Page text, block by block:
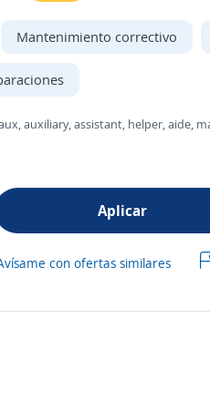
Mantenimiento correctivo
auxiliary, assistant, helper, aide,
Aplicar
con ofertas similares